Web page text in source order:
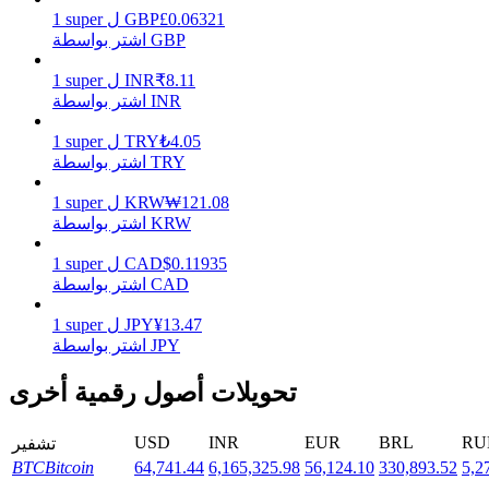
احصل على مكافآت تنافسية يوميًا
التوقيع المساحي
عوائد عالية والوصول الفوري
1 super ل GBP£0.06321
اشتر بواسطة GBP
1 super ل INR₹8.11
اشتر بواسطة INR
1 super ل TRY₺4.05
اشتر بواسطة TRY
1 super ل KRW₩121.08
اشتر بواسطة KRW
1 super ل CAD$0.11935
اشتر بواسطة CAD
1 super ل JPY¥13.47
اشتر بواسطة JPY
تحويلات أصول رقمية أخرى
تشفير USD INR EUR BRL
BTCBitcoin 64,741.44 6,165,325.98 56,124.10 330,893.52